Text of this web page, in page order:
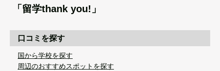
「留学thank you!」
口コミを探す
国から学校を探す
周辺のおすすめスポットを探す